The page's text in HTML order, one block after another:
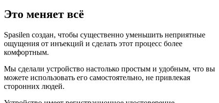
Это меняет всё
Spasilen создан, чтобы существенно уменьшить неприятные
ощущения от инъекций и сделать этот процесс более
комфортным.
Мы сделали устройство настолько простым и удобным, что вы
можете использовать его самостоятельно, не привлекая
сторонних людей.